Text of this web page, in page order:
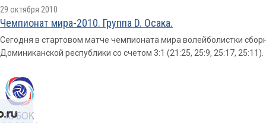
29 октября 2010
Чемпионат мира-2010. Группа D. Осака.
Сегодня в стартовом матче чемпионата мира волейболистки
Доминиканской республики со счетом 3:1 (21:25, 25:9, 25:17, 25:11).